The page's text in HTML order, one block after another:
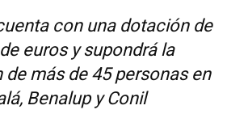
con una dotación de
euros y supondrá la
más de 45 personas en
Benalup y Conil